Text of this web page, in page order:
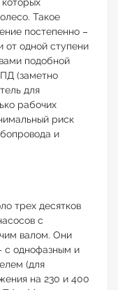
Такое
постепенно –
от одной ступени
подобной
(заметно
для
рабочих
риск
и
трех десятков
с
валом. Они
с однофазным и
(для
на 230 и 400